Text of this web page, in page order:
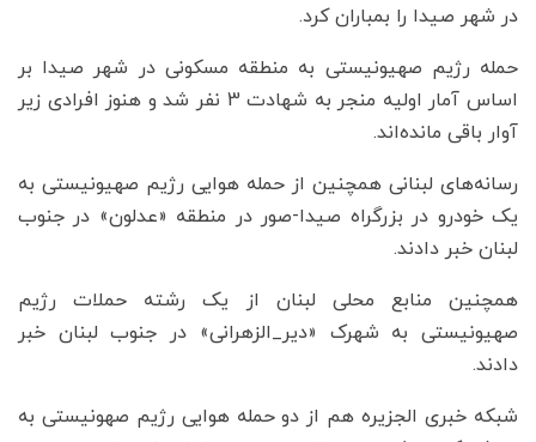
در شهر صیدا را بمباران کرد.
حمله رژیم صهیونیستی به منطقه مسکونی در شهر صیدا بر
اساس آمار اولیه منجر به شهادت 3 نفر شد و هنوز افرادی زیر
آوار باقی مانده‌اند.
رسانه‌های لبنانی همچنین از حمله هوایی رژیم صهیونیستی به
یک خودرو در بزرگراه صیدا-صور در منطقه «عدلون» در جنوب
لبنان خبر دادند.
همچنین منابع محلی لبنان از یک رشته حملات رژیم
صهیونیستی به شهرک «دیر_الزهرانی» در جنوب لبنان خبر
دادند.
شبکه خبری الجزیره هم از دو حمله هوایی رژیم صهونیستی به